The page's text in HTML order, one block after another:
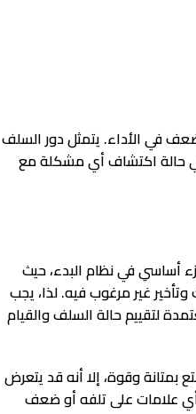
في الأداء. يتمثل دور السلف
حالة اكتشاف أي مشكلة مع
أساسي في نظام البدء، حيث
غير مرغوب فيه. لذا، يجب
لتقييم حالة السلف والقيام
وقوة، إلا أنه قد يتعرض
أي علامات على تلفه أو ضعف